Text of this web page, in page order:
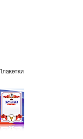
Плакетки